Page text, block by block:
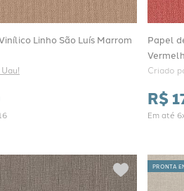
Linho São Luís Marrom
Papel
Criado
R$
Em até 6
PRONTA